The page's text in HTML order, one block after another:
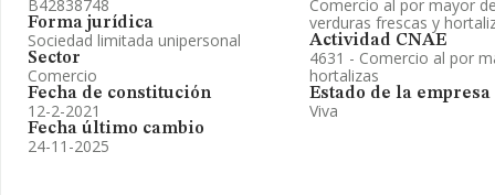
B42838748
Forma jurídica
Sociedad limitada unipersonal
Sector
Comercio
Fecha de constitución
12-2-2021
Fecha último cambio
24-11-2025
Comercio al por mayor
verduras frescas y
Actividad CNAE
4631 - Comercio al por
hortalizas
Estado de la empresa
Viva